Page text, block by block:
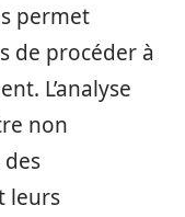
permet
de procéder à
L’analyse
non
leurs